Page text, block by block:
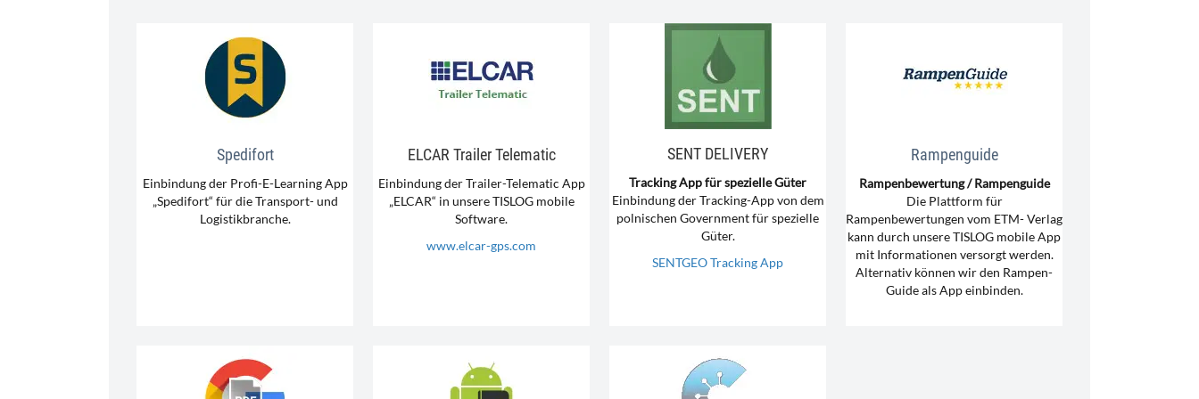
Spedifort
Einbindung der Profi-E-Learning App
„Spedifort“ für die Transport- und
Logistikbranche.
ELCAR Trailer Telematic
Einbindung der Trailer-Telematic App
„ELCAR“ in unsere TISLOG mobile
Software.
www.elcar-gps.com
SENT DELIVERY
Tracking App für spezielle Güter
Einbindung der Tracking-App von dem
polnischen Government für spezielle
Güter.
SENTGEO Tracking App
Rampenguide
Rampenbewertung / Rampenguide
Die Plattform für
Rampenbewertungen vom ETM- Verlag
kann durch unsere TISLOG mobile App
mit Informationen versorgt werden.
Alternativ können wir den Rampen-
Guide als App einbinden.